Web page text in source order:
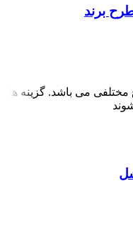
مختلفی می باشد. گزینه ها